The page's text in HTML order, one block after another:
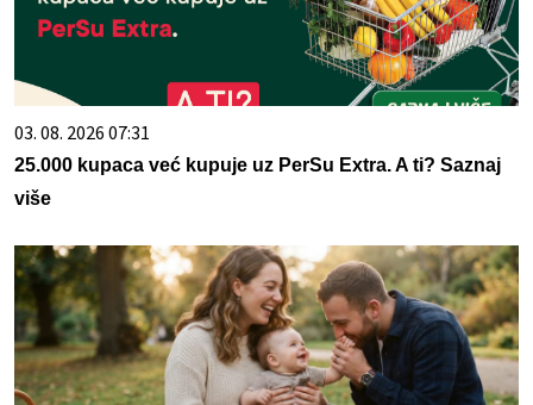
03. 08. 2026 07:31
25.000 kupaca već kupuje uz PerSu Extra. A ti? Saznaj
više